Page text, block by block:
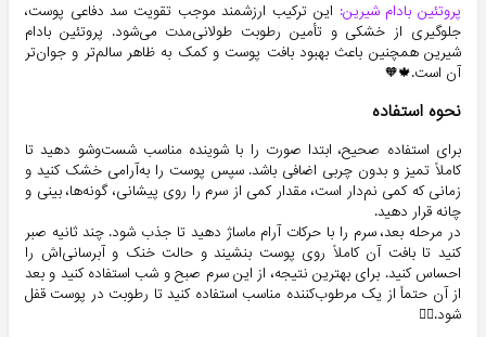
پروتئین بادام شیرین: این ترکیب ارزشمند موجب تقویت سد دفاعی پوست،
جلوگیری از خشکی و تأمین رطوبت طولانی‌مدت می‌شود. پروتئین بادام
شیرین همچنین باعث بهبود بافت پوست و کمک به ظاهر سالم‌تر و جوان‌تر
آن است.🍁🧡
نحوه استفاده
برای استفاده صحیح، ابتدا صورت را با شوینده مناسب شست‌وشو دهید تا
کاملاً تمیز و بدون چربی اضافی باشد. سپس پوست را به‌آرامی خشک کنید و
زمانی که کمی نم‌دار است، مقدار کمی از سرم را روی پیشانی، گونه‌ها، بینی و
چانه قرار دهید.
در مرحله بعد، سرم را با حرکات آرام ماساژ دهید تا جذب شود. چند ثانیه صبر
کنید تا بافت آن کاملاً روی پوست بنشیند و حالت خنک و آبرسانی‌اش را
احساس کنید. برای بهترین نتیجه، از این سرم صبح و شب استفاده کنید و بعد
از آن حتماً از یک مرطوب‌کننده مناسب استفاده کنید تا رطوبت در پوست قفل
شود.👌🏻